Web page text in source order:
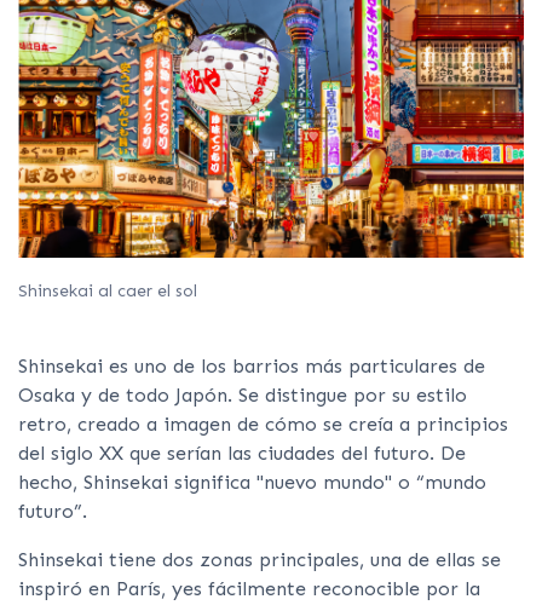
Shinsekai al caer el sol
Shinsekai es uno de los barrios más particulares de
Osaka y de todo Japón. Se distingue por su estilo
retro, creado a imagen de cómo se creía a principios
del siglo XX que serían las ciudades del futuro. De
hecho, Shinsekai significa "nuevo mundo" o “mundo
futuro”.
Shinsekai tiene dos zonas principales, una de ellas se
inspiró en París, yes fácilmente reconocible por la